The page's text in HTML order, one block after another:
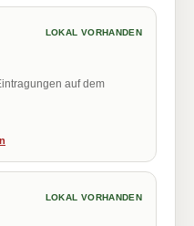
LOKAL VORHANDEN
auf dem
LOKAL VORHANDEN